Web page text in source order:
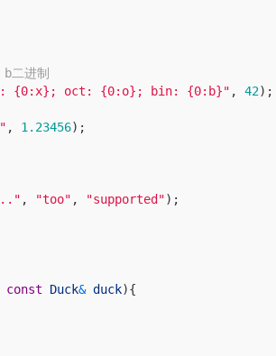
o八进制，b二进制
{0:x}; oct: {0:o}; bin: {0:b}" , 42) ;
, 1.23456) ;
, "too" , "supported") ;
const Duck& duck){